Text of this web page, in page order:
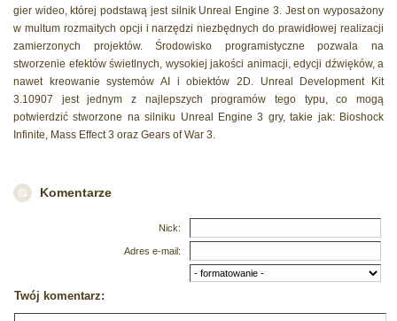
gier wideo, której podstawą jest silnik Unreal Engine 3. Jest on wyposażony
w multum rozmaitych opcji i narzędzi niezbędnych do prawidłowej realizacji
zamierzonych projektów. Środowisko programistyczne pozwala na
stworzenie efektów świetlnych, wysokiej jakości animacji, edycji dźwięków, a
nawet kreowanie systemów AI i obiektów 2D. Unreal Development Kit
3.10907 jest jednym z najlepszych programów tego typu, co mogą
potwierdzić stworzone na silniku Unreal Engine 3 gry, takie jak: Bioshock
Infinite, Mass Effect 3 oraz Gears of War 3.
Komentarze
Nick:
Adres e-mail:
Twój komentarz: